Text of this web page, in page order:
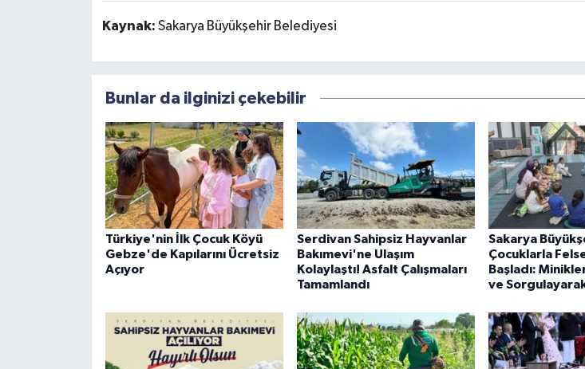
Kaynak: Sakarya Büyükşehir Belediyesi
Bunlar da ilginizi çekebilir
Türkiye'nin İlk Çocuk Köyü
Gebze'de Kapılarını Ücretsiz
Açıyor
Serdivan Sahipsiz Hayvanlar
Bakımevi'ne Ulaşım
Kolaylaştı! Asfalt Çalışmaları
Tamamlandı
Sakarya
Çocuklarla
Başladı:
ve